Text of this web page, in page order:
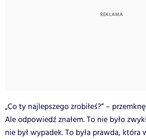
„Co ty najlepszego zrobiłeś?” –
Ale odpowiedź znałem. To nie było
nie był wypadek. To była prawda, która